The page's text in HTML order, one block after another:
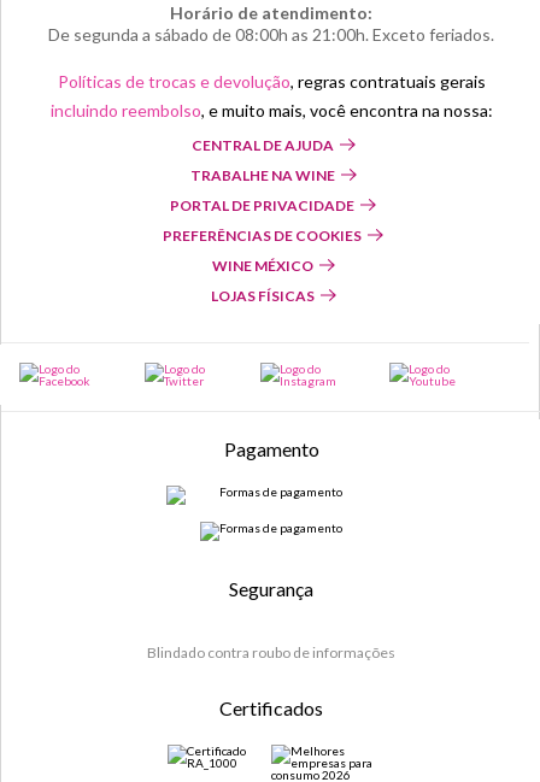
Horário de atendimento:
De segunda a sábado de 08:00h as 21:00h. Exceto feriados.
Políticas de trocas e devolução, regras contratuais gerais
incluindo reembolso, e muito mais, você encontra na nossa:
CENTRAL DE AJUDA
TRABALHE NA WINE
PORTAL DE PRIVACIDADE
PREFERÊNCIAS DE COOKIES
WINE MÉXICO
LOJAS FÍSICAS
Pagamento
Segurança
Blindado contra roubo de informações
Certificados